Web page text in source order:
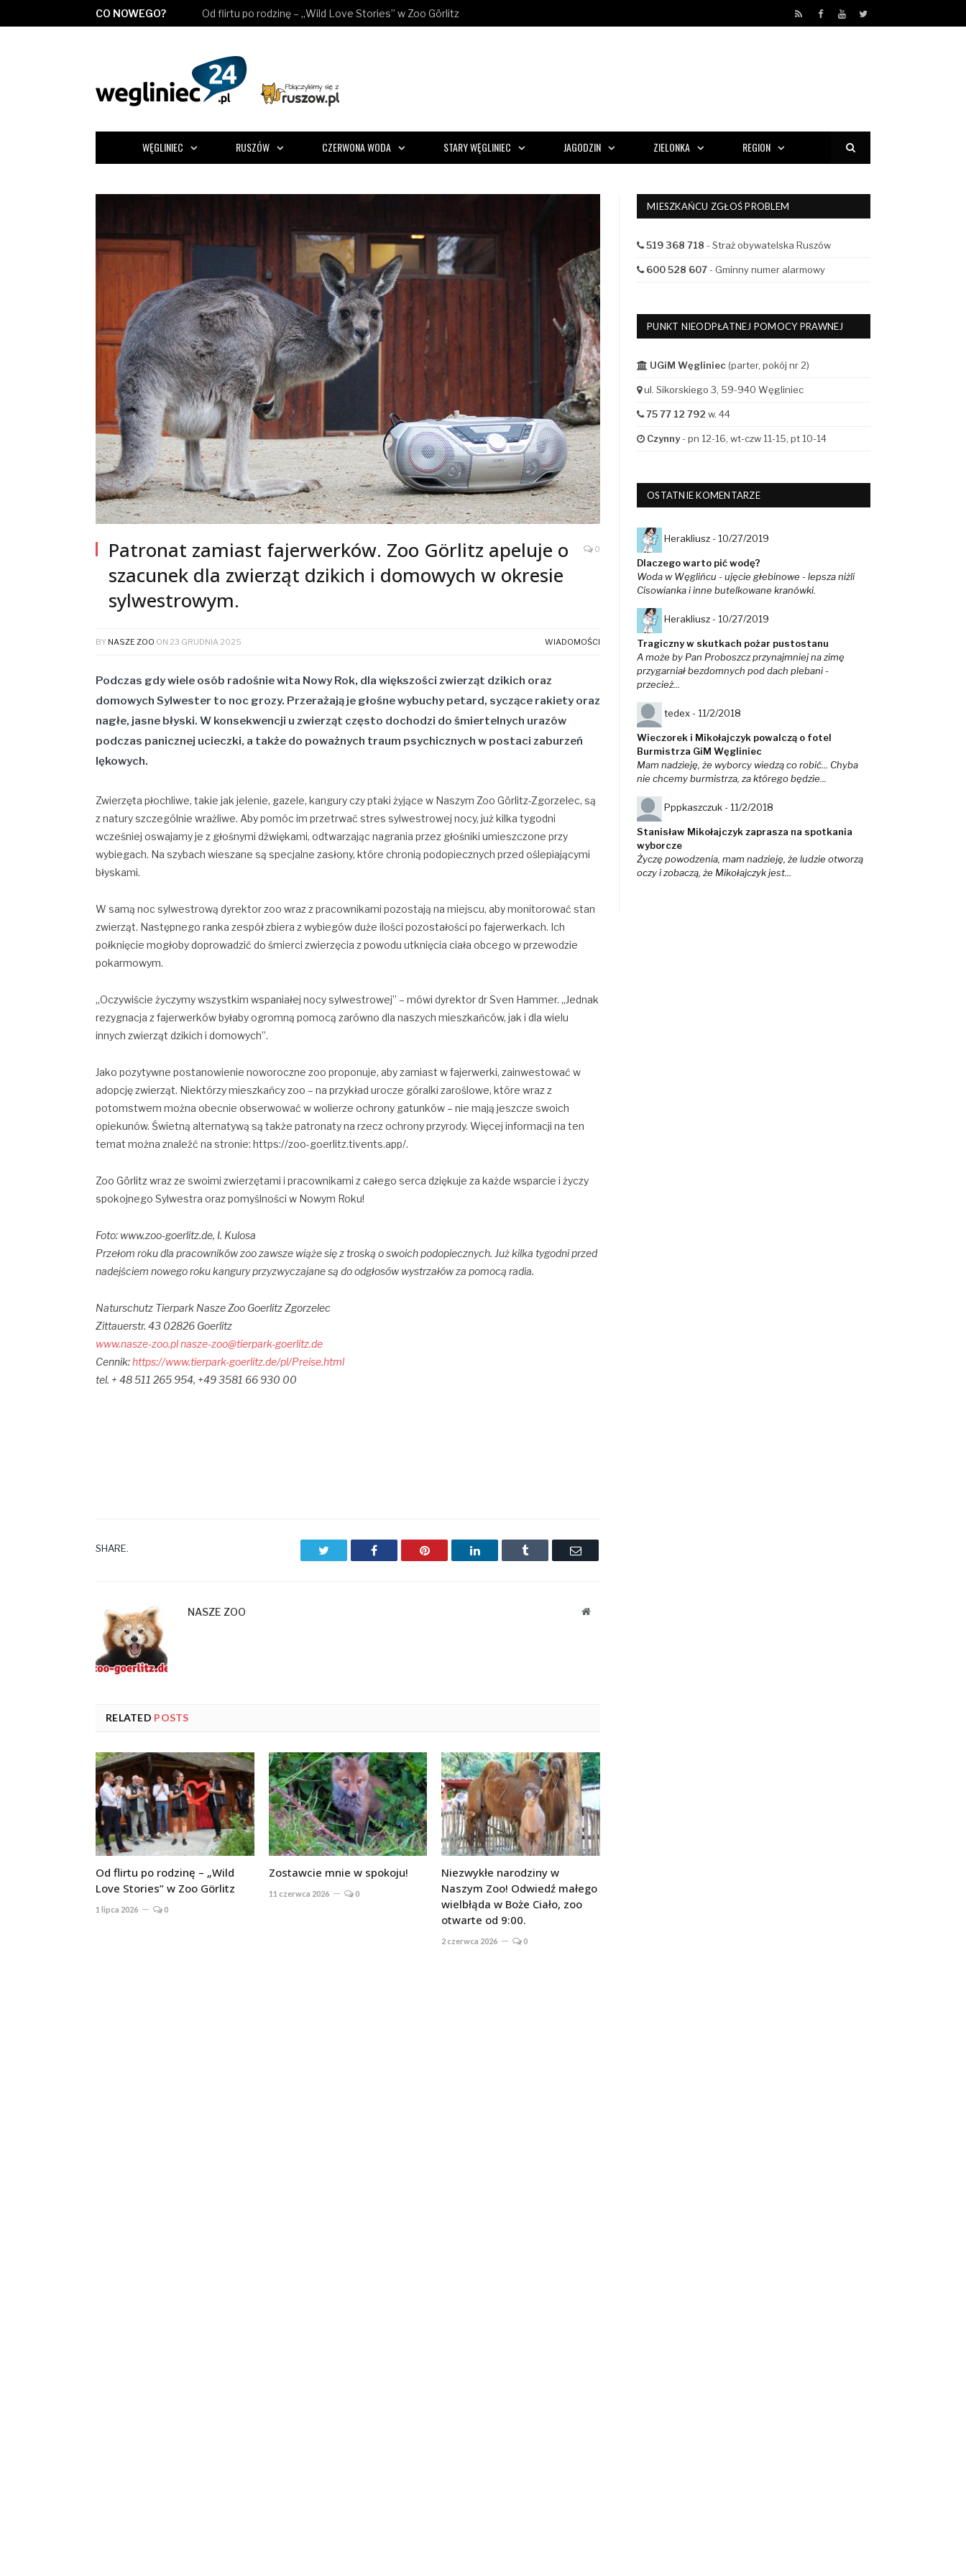
CO NOWEGO? Od flirtu po rodzinę – „Wild Love Stories” w Zoo Görlitz RSS Facebook
YouTube
Twitter
WĘGLINIEC RUSZÓW CZERWONA WODA STARY WĘGLINIEC JAGODZIN ZIELONKA REGION
Patronat zamiast fajerwerków. Zoo Görlitz apeluje o
szacunek dla zwierząt dzikich i domowych w okresie
sylwestrowym.
0
BY NASZE ZOO ON 23 GRUDNIA 2025 WIADOMOŚCI
Podczas gdy wiele osób radośnie wita Nowy Rok, dla większości zwierząt dzikich oraz
domowych Sylwester to noc grozy. Przerażają je głośne wybuchy petard, syczące rakiety oraz
nagłe, jasne błyski. W konsekwencji u zwierząt często dochodzi do śmiertelnych urazów
podczas panicznej ucieczki, a także do poważnych traum psychicznych w postaci zaburzeń
lękowych.
Zwierzęta płochliwe, takie jak jelenie, gazele, kangury czy ptaki żyjące w Naszym Zoo Görlitz-Zgorzelec, są
z natury szczególnie wrażliwe. Aby pomóc im przetrwać stres sylwestrowej nocy, już kilka tygodni
wcześniej oswajamy je z głośnymi dźwiękami, odtwarzając nagrania przez głośniki umieszczone przy
wybiegach. Na szybach wieszane są specjalne zasłony, które chronią podopiecznych przed oślepiającymi
błyskami.
W samą noc sylwestrową dyrektor zoo wraz z pracownikami pozostają na miejscu, aby monitorować stan
zwierząt. Następnego ranka zespół zbiera z wybiegów duże ilości pozostałości po fajerwerkach. Ich
połknięcie mogłoby doprowadzić do śmierci zwierzęcia z powodu utknięcia ciała obcego w przewodzie
pokarmowym.
„Oczywiście życzymy wszystkim wspaniałej nocy sylwestrowej” – mówi dyrektor dr Sven Hammer. „Jednak
rezygnacja z fajerwerków byłaby ogromną pomocą zarówno dla naszych mieszkańców, jak i dla wielu
innych zwierząt dzikich i domowych”.
Jako pozytywne postanowienie noworoczne zoo proponuje, aby zamiast w fajerwerki, zainwestować w
adopcję zwierząt. Niektórzy mieszkańcy zoo – na przykład urocze góralki zaroślowe, które wraz z
potomstwem można obecnie obserwować w wolierze ochrony gatunków – nie mają jeszcze swoich
opiekunów. Świetną alternatywą są także patronaty na rzecz ochrony przyrody. Więcej informacji na ten
temat można znaleźć na stronie: https://zoo-goerlitz.tivents.app/.
Zoo Görlitz wraz ze swoimi zwierzętami i pracownikami z całego serca dziękuje za każde wsparcie i życzy
spokojnego Sylwestra oraz pomyślności w Nowym Roku!
Foto: www.zoo-goerlitz.de, I. Kulosa
Przełom roku dla pracowników zoo zawsze wiąże się z troską o swoich podopiecznych. Już kilka tygodni przed
nadejściem nowego roku kangury przyzwyczajane są do odgłosów wystrzałów za pomocą radia.
Naturschutz Tierpark Nasze Zoo Goerlitz Zgorzelec
Zittauerstr. 43 02826 Goerlitz
www.nasze-zoo.plnasze-zoo@tierpark-goerlitz.de
Cennik:https://www.tierpark-goerlitz.de/pl/Preise.html
tel. + 48 511 265 954, +49 3581 66 930 00
SHARE. TwitterFacebookPinterestLinkedInTumblr Email
NASZE ZOO Website
RELATED POSTS
Od flirtu po rodzinę – „Wild
Love Stories” w Zoo Görlitz
1 lipca 2026 0
Zostawcie mnie w spokoju!
11 czerwca 2026 0
Niezwykłe narodziny w
Naszym Zoo! Odwiedź małego
wielbłąda w Boże Ciało, zoo
otwarte od 9:00.
2 czerwca 2026 0
MIESZKAŃCU ZGŁOŚ PROBLEM
519 368 718 - Straż obywatelska Ruszów
600 528 607- Gminny numer alarmowy
PUNKT NIEODPŁATNEJ POMOCY PRAWNEJ
UGiM Węgliniec (parter, pokój nr 2)
ul. Sikorskiego 3, 59-940 Węgliniec
75 77 12 792 w. 44
Czynny- pn 12-16, wt-czw 11-15, pt 10-14
OSTATNIE KOMENTARZE
Herakliusz - 10/27/2019
Dlaczego warto pić wodę?
Woda w Węglińcu - ujęcie głebinowe - lepsza niżli
Cisowianka i inne butelkowane kranówki.
Herakliusz - 10/27/2019
Tragiczny w skutkach pożar pustostanu
A może by Pan Proboszcz przynajmniej na zimę
przygarniał bezdomnych pod dach plebani -
przecież...
tedex - 11/2/2018
Wieczorek i Mikołajczyk powalczą o fotel
Burmistrza GiM Węgliniec
Mam nadzieję, że wyborcy wiedzą co robić... Chyba
nie chcemy burmistrza, za którego będzie...
Pppkaszczuk - 11/2/2018
Stanisław Mikołajczyk zaprasza na spotkania
wyborcze
Życzę powodzenia, mam nadzieję, że ludzie otworzą
oczy i zobaczą, że Mikołajczyk jest...